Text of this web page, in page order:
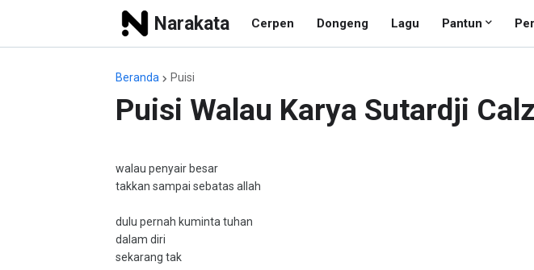
Narakata Cerpen Dongeng Lagu Pantun
Beranda Puisi
Puisi Walau Karya Sutardji
walau penyair besar
takkan sampai sebatas allah
dulu pernah kuminta tuhan
dalam diri
sekarang tak